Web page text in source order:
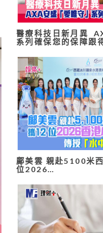
醫療科技日新月異
系列確保您的保障跟
鄺美雲 親赴5100米
位2026…